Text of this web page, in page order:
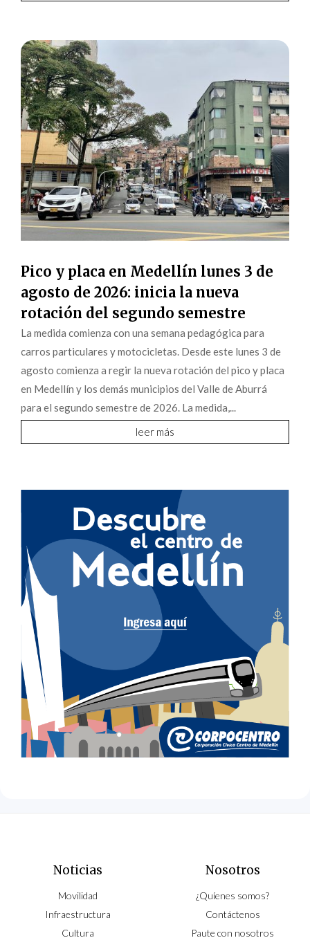
Pico y placa en Medellín lunes 3 de
agosto de 2026: inicia la nueva
rotación del segundo semestre
La medida comienza con una semana pedagógica para
carros particulares y motocicletas. Desde este lunes 3 de
agosto comienza a regir la nueva rotación del pico y placa
en Medellín y los demás municipios del Valle de Aburrá
para el segundo semestre de 2026. La medida,...
leer más
Noticias
Movilidad
Infraestructura
Cultura
Nosotros
¿Quíenes somos?
Contáctenos
Paute con nosotros